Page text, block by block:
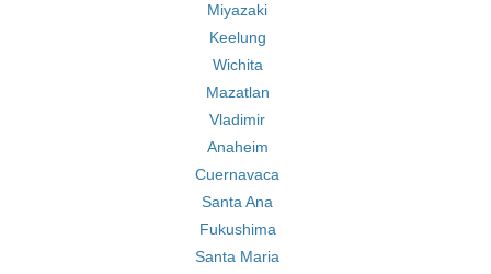
Miyazaki
Keelung
Wichita
Mazatlan
Vladimir
Anaheim
Cuernavaca
Santa Ana
Fukushima
Santa Maria